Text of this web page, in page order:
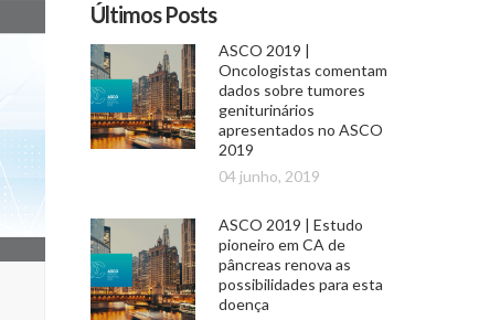
Últimos Posts
ASCO 2019 |
Oncologistas comentam
dados sobre tumores
geniturinários
apresentados no ASCO
2019
04 junho, 2019
ASCO 2019 | Estudo
pioneiro em CA de
pâncreas renova as
possibilidades para esta
doença